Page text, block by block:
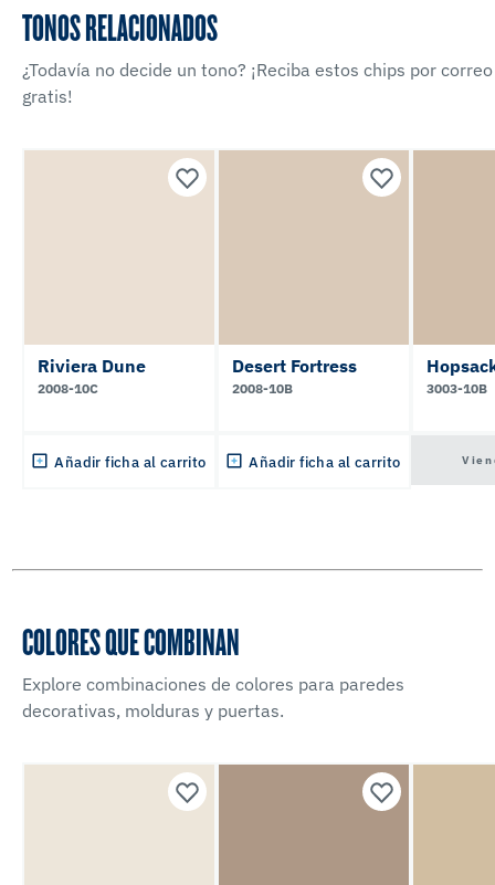
TONOS RELACIONADOS
¿Todavía no decide un tono? ¡Reciba estos chips por correo
gratis!
Riviera Dune
2008-10C
Añadir ficha al carrito
Desert Fortress
2008-10B
Añadir ficha al carrito
3003-10B
COLORES QUE COMBINAN
Explore combinaciones de colores para paredes
decorativas, molduras y puertas.